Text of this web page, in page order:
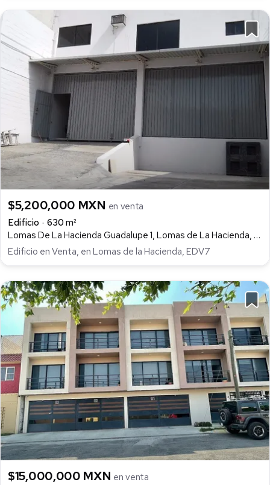
$5,200,000 MXN en venta
Edificio
630 m²
Lomas De La Hacienda Guadalupe 1, Lomas de La Hacienda, Atizapán de Zaragoza
Edificio en Venta, en Lomas de la Hacienda, EDV7
$15,000,000 MXN en venta